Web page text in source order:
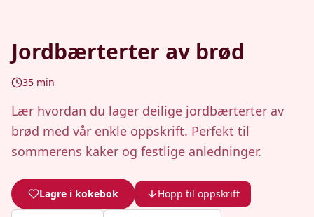
Jordbærterter av brød
35 min
Lær hvordan du lager deilige jordbærterter av
brød med vår enkle oppskrift. Perfekt til
sommerens kaker og festlige anledninger.
Lagre i kokebok Hopp til oppskrift